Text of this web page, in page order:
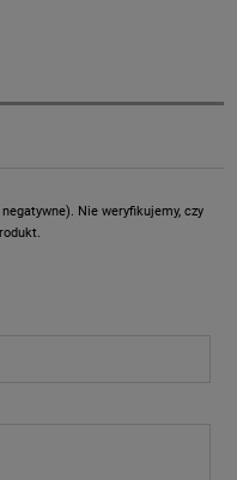
Nie weryfikujemy, czy